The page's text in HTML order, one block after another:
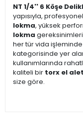
NT 1/4'' 6 Köşe
yapısıyla,
lokma, yüksek
lokma
her tür vida
kategorisinde yer
kullanımlarında
kaliteli bir torx el
size göre.